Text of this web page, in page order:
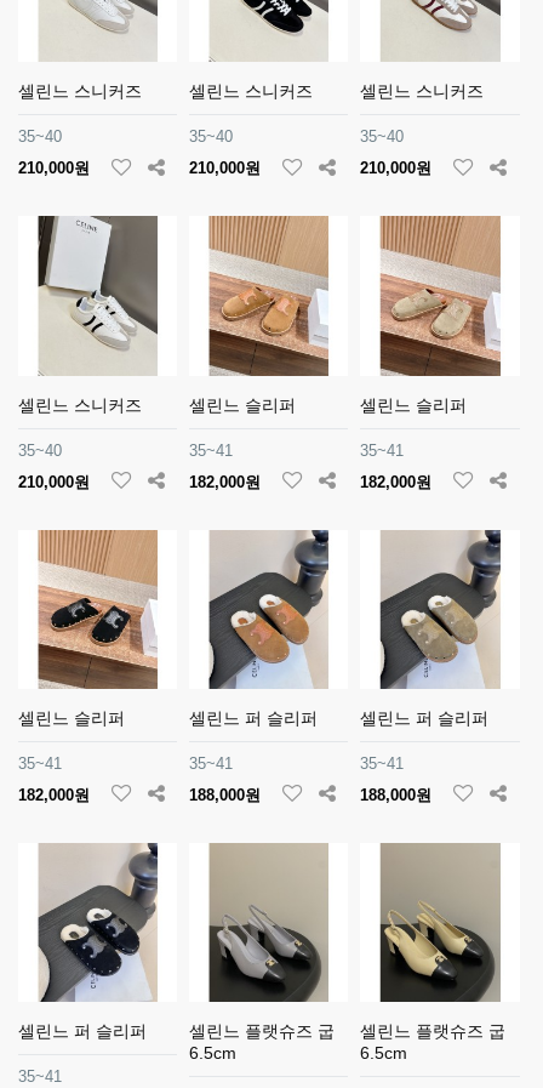
셀린느 스니커즈
35~40
210,000원
셀린느 스니커즈
35~40
210,000원
셀린느 스니커즈
35~40
210,000원
셀린느 스니커즈
35~40
210,000원
셀린느 슬리퍼
35~41
182,000원
셀린느 슬리퍼
35~41
182,000원
셀린느 슬리퍼
35~41
182,000원
셀린느 퍼 슬리퍼
35~41
188,000원
셀린느 퍼 슬리퍼
35~41
188,000원
셀린느 퍼 슬리퍼
35~41
셀린느 플랫슈즈 굽
6.5cm
셀린느 플랫슈즈 굽
6.5cm